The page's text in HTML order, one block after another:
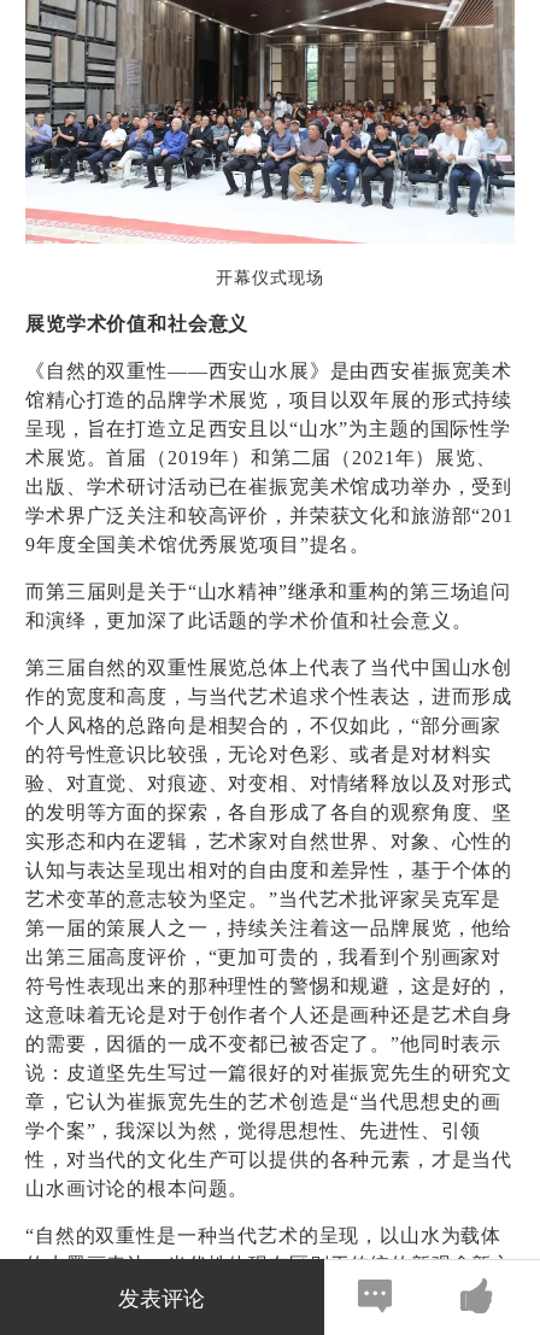
开幕仪式现场
展览学术价值和社会意义
《自然的双重性——西安山水展》是由西安崔振宽美术
馆精心打造的品牌学术展览，项目以双年展的形式持续
呈现，旨在打造立足西安且以“山水”为主题的国际性学
术展览。首届（ 2019年）和第二届（ 2021 年）展览、
出版、学术研讨活动已在崔振宽美术馆成功举办，受到
学术界广泛关注和较高评价，并荣获文化和旅游部“201
9年度全国美术馆优秀展览项目”提名。
而第三届则是关于“山水精神”继承和重构的第三场追问
和演绎，更加深了此话题的学术价值和社会意义。
第三届自然的双重性展览总体上代表了当代中国山水创
作的宽度和高度，与当代艺术追求个性表达，进而形成
个人风格的总路向是相契合的，不仅如此， “部分画家
的符号性意识比较强，无论对色彩、或者是对材料实
验、对直觉、对痕迹、对变相、对情绪释放以及对形式
的发明等方面的探索，各自形成了各自的观察角度、坚
实形态和内在逻辑，艺术家对自然世界、对象、心性的
认知与表达呈现出相对的自由度和差异性，基于个体的
艺术变革的意志较为坚定。”当代艺术批评家吴克军是
第一届的策展人之一，持续关注着这一品牌展览，他给
出第三届高度评价， “更加可贵的，我看到个别画家对
符号性表现出来的那种理性的警惕和规避，这是好的，
这意味着无论是对于创作者个人还是画种还是艺术自身
的需要，因循的一成不变都已被否定了。”他同时表示
说：皮道坚先生写过一篇很好的对崔振宽先生的研究文
章，它认为崔振宽先生的艺术创造是“当代思想史的画
学个案”，我深以为然，觉得思想性、先进性、引领
性，对当代的文化生产可以提供的各种元素，才是当代
山水画讨论的根本问题。
“自然的双重性是一种当代艺术的呈现，以山水为载体
的水墨画表达，当代性体现在区别于传统的新观念新方
法新形式，有探索性和实验性。” 著名画家、陕西省美
发表评论